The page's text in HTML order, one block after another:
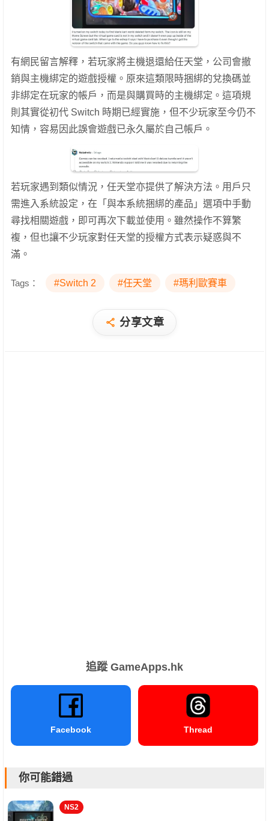
有網民留言解釋，若玩家將主機退還給任天堂，公司會撤
銷與主機綁定的遊戲授權。原來這類限時捆綁的兌換碼並
非綁定在玩家的帳戶，而是與購買時的主機綁定。這項規
則其實從初代 Switch 時期已經實施，但不少玩家至今仍不
知情，容易因此誤會遊戲已永久屬於自己帳戶。
若玩家遇到類似情況，任天堂亦提供了解決方法。用戶只
需進入系統設定，在「與本系統捆綁的產品」選項中手動
尋找相關遊戲，即可再次下載並使用。雖然操作不算繁
複，但也讓不少玩家對任天堂的授權方式表示疑惑與不
滿。
Tags： #Switch 2 #任天堂 #瑪利歐賽車
分享文章
追蹤 GameApps.hk
Facebook Thread
你可能錯過
NS2